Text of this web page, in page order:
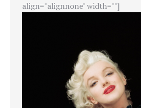
align="alignnone" width=""]